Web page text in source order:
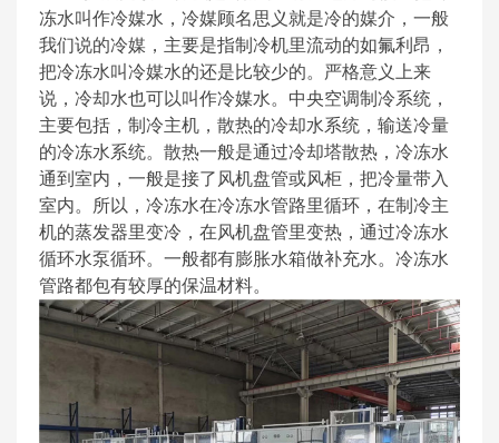
冻水叫作冷媒水，冷媒顾名思义就是冷的媒介，一般
我们说的冷媒，主要是指制冷机里流动的如氟利昂，
把冷冻水叫冷媒水的还是比较少的。严格意义上来
说，冷却水也可以叫作冷媒水。中央空调制冷系统，
主要包括，制冷主机，散热的冷却水系统，输送冷量
的冷冻水系统。散热一般是通过冷却塔散热，冷冻水
通到室内，一般是接了风机盘管或风柜，把冷量带入
室内。所以，冷冻水在冷冻水管路里循环，在制冷主
机的蒸发器里变冷，在风机盘管里变热，通过冷冻水
循环水泵循环。一般都有膨胀水箱做补充水。冷冻水
管路都包有较厚的保温材料。